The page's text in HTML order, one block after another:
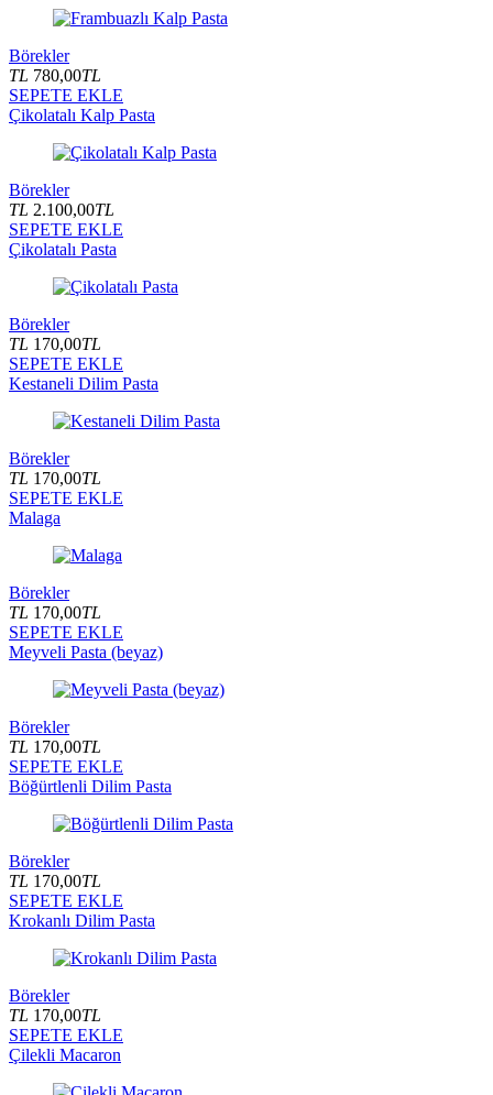
Börekler
TL 780,00TL
SEPETE EKLE
Çikolatalı Kalp Pasta
Börekler
TL 2.100,00TL
SEPETE EKLE
Çikolatalı Pasta
Börekler
TL 170,00TL
SEPETE EKLE
Kestaneli Dilim Pasta
Börekler
TL 170,00TL
SEPETE EKLE
Malaga
Börekler
TL 170,00TL
SEPETE EKLE
Meyveli Pasta (beyaz)
Börekler
TL 170,00TL
SEPETE EKLE
Böğürtlenli Dilim Pasta
Börekler
TL 170,00TL
SEPETE EKLE
Krokanlı Dilim Pasta
Börekler
TL 170,00TL
SEPETE EKLE
Çilekli Macaron